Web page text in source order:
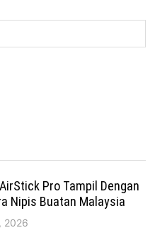
Pro Tampil Dengan
Nipis Buatan Malaysia
2026